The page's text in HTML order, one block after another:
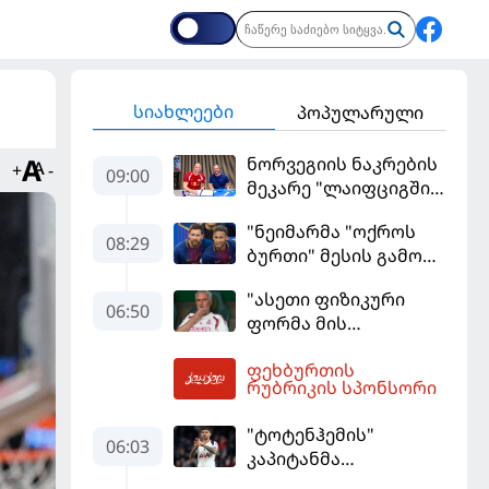
+ -
სიახლეები პოპულარული
09:00
ნორვეგიის ნაკრების
მეკარე "ლაიფციგში"
08:29
"ნეიმარმა "ოქროს
ბურთი" მესის გამო
ბრაზილიელის
ყოფილი აგენტი
06:50
"ასეთი ფიზიკური
ფორმა მის
შეეფერება" -
მოურინიომ "რეალის"
გააკრიტიკა
ფეხბურთის
რუბრიკის სპონსორი
06:03
"ტოტენჰემის"
კაპიტანმა